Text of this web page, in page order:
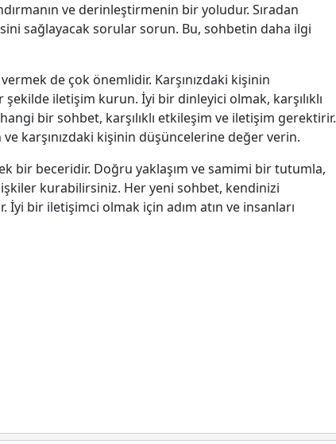
ve derinleştirmenin bir yoludur. Sıradan
sağlayacak sorular sorun. Bu, sohbetin daha ilgi
de çok önemlidir. Karşınızdaki kişinin
iletişim kurun. İyi bir dinleyici olmak, karşılıklı
bir sohbet, karşılıklı etkileşim ve iletişim gerektirir.
karşınızdaki kişinin düşüncelerine değer verin.
bir beceridir. Doğru yaklaşım ve samimi bir tutumla,
kurabilirsiniz. Her yeni sohbet, kendinizi
İyi bir iletişimci olmak için adım atın ve insanları